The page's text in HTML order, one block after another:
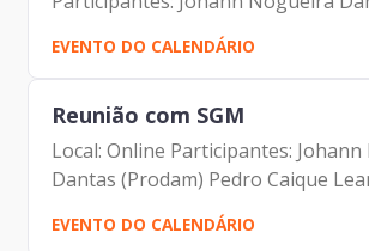
(Prodam) Milton Burgese (Google)
Novais (Google)
EVENTO DO CALENDÁRIO
Reunião com SGM
Local: Online Participantes:
Dantas (Prodam) Pedro Caique
Nascimento (SGM) Marcelo Aires
(Prodam) Mary Kosuji Toyomoto
EVENTO DO CALENDÁRIO